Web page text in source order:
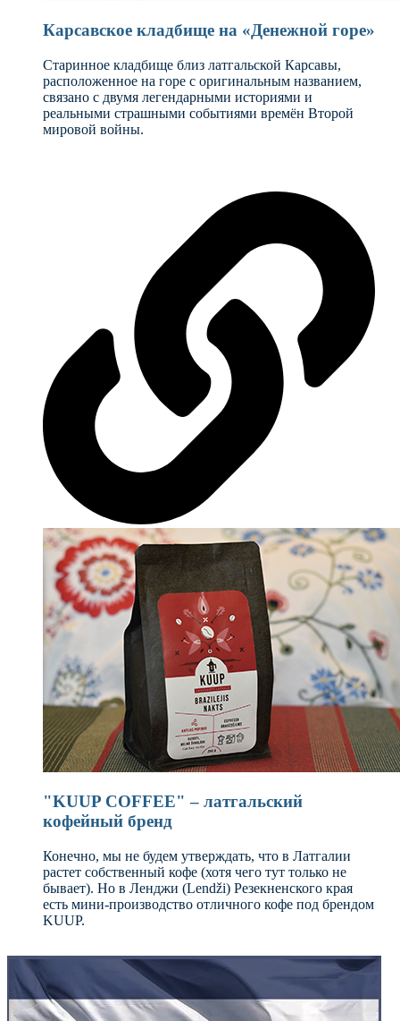
Карсавское кладбище на «Денежной горе»
Старинное кладбище близ латгальской Карсавы,
расположенное на горе с оригинальным названием,
связано с двумя легендарными историями и
реальными страшными событиями времён Второй
мировой войны.
"KUUP COFFEE" – латгальский
кофейный бренд
Конечно, мы не будем утверждать, что в Латгалии
растет собственный кофе (хотя чего тут только не
бывает). Но в Ленджи (Lendži) Резекненского края
есть мини-производство отличного кофе под брендом
KUUP.